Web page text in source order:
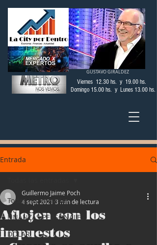
Viernes 12.30 hs. y 19.00 hs.
Domingo 15.00 hs. y Lunes 13.00 hs.
GUSTAVO GIRALDEZ
Entrada
Todas las entradas
FINANZAS PERSONALES
DOLAR
Aflojen con los
impuestos
Guillermo Jaime Poch
4 sept 2021 3 min de lectura